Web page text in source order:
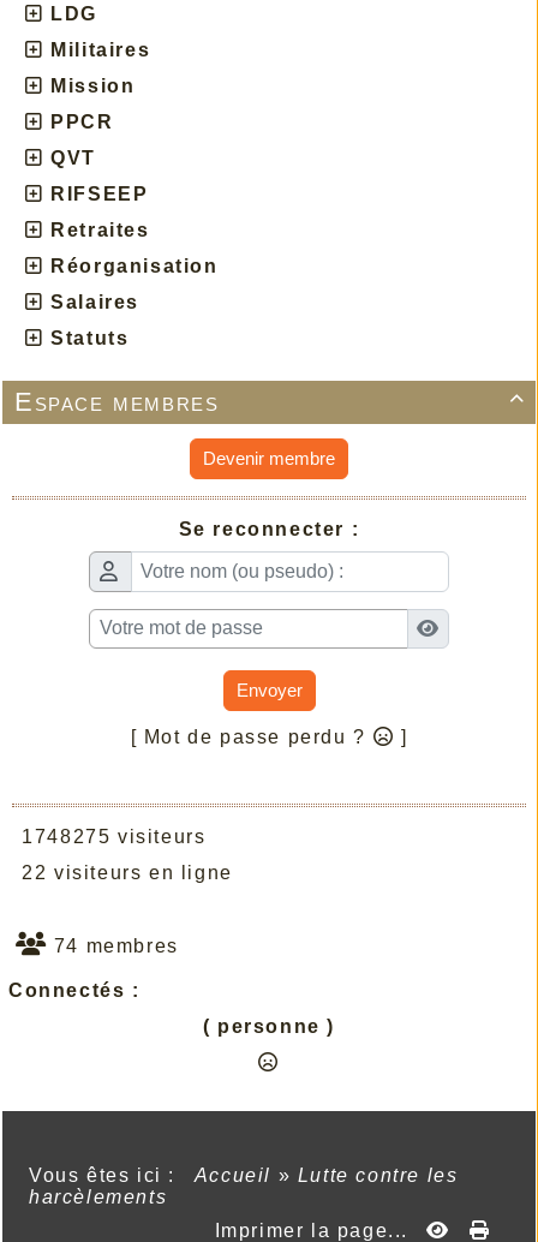
LDG
Militaires
Mission
PPCR
QVT
RIFSEEP
Retraites
Réorganisation
Salaires
Statuts

Espace membres
Devenir membre
Se reconnecter :
Envoyer
[ Mot de passe perdu ? ]
1748275 visiteurs
22 visiteurs en ligne
74 membres
Connectés :
( personne )
Vous êtes ici : Accueil » Lutte contre les
harcèlements
Imprimer la page...